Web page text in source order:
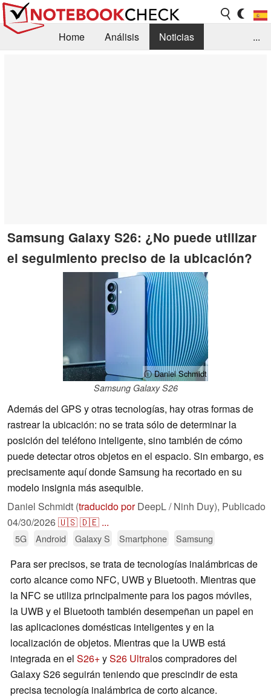
Home Análisis
Noticias
...
Samsung Galaxy S26: ¿No puede utilizar
el seguimiento preciso de la ubicación?
ⓘ Daniel Schmidt
Samsung Galaxy S26
Además del GPS y otras tecnologías, hay otras formas de
rastrear la ubicación: no se trata sólo de determinar la
posición del teléfono inteligente, sino también de cómo
puede detectar otros objetos en el espacio. Sin embargo, es
precisamente aquí donde Samsung ha recortado en su
modelo insignia más asequible.
Daniel Schmidt (traducido porDeepL / Ninh Duy), Publicado
04/30/2026🇺🇸🇩🇪 ...
5G Android Galaxy S Smartphone Samsung
Para ser precisos, se trata de tecnologías inalámbricas de
corto alcance como NFC, UWB y Bluetooth. Mientras que
la NFC se utiliza principalmente para los pagos móviles,
la UWB y el Bluetooth también desempeñan un papel en
las aplicaciones domésticas inteligentes y en la
localización de objetos. Mientras que la UWB está
integrada en el S26+yS26 Ultralos compradores del
Galaxy S26 seguirán teniendo que prescindir de esta
precisa tecnología inalámbrica de corto alcance.